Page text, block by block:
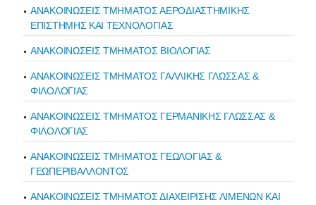
ΑΝΑΚΟΙΝΩΣΕΙΣ ΤΜΗΜΑΤΟΣ ΑΕΡΟΔΙΑΣΤΗΜΙΚΗΣ
ΕΠΙΣΤΗΜΗΣ ΚΑΙ ΤΕΧΝΟΛΟΓΙΑΣ
ΑΝΑΚΟΙΝΩΣΕΙΣ ΤΜΗΜΑΤΟΣ ΒΙΟΛΟΓΙΑΣ
ΑΝΑΚΟΙΝΩΣΕΙΣ ΤΜΗΜΑΤΟΣ ΓΑΛΛΙΚΗΣ ΓΛΩΣΣΑΣ &
ΦΙΛΟΛΟΓΙΑΣ
ΑΝΑΚΟΙΝΩΣΕΙΣ ΤΜΗΜΑΤΟΣ ΓΕΡΜΑΝΙΚΗΣ ΓΛΩΣΣΑΣ &
ΦΙΛΟΛΟΓΙΑΣ
ΑΝΑΚΟΙΝΩΣΕΙΣ ΤΜΗΜΑΤΟΣ ΓΕΩΛΟΓΙΑΣ &
ΓΕΩΠΕΡΙΒΑΛΛΟΝΤΟΣ
ΑΝΑΚΟΙΝΩΣΕΙΣ ΤΜΗΜΑΤΟΣ ΔΙΑΧΕΙΡΙΣΗΣ ΛΙΜΕΝΩΝ ΚΑΙ